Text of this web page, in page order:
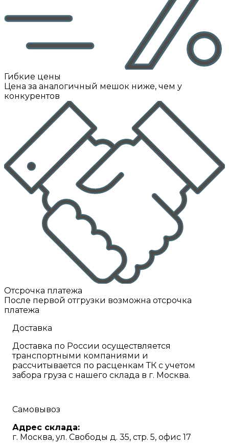
Гибкие цены
Цена за аналогичный мешок ниже, чем у
конкурентов
Отсрочка платежа
После первой отгрузки возможна отсрочка
платежа
Доставка
Доставка по России осуществляется
транспортными компаниями и
рассчитывается по расценкам ТК с учетом
забора груза с нашего склада в г. Москва.
Самовывоз
Адрес склада:
г. Москва, ул. Свободы д. 35, стр. 5, офис 17